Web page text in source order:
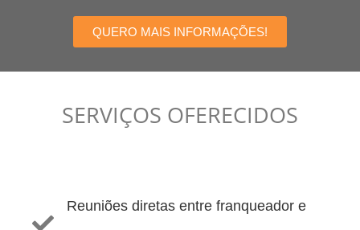
QUERO MAIS INFORMAÇÕES!
SERVIÇOS OFERECIDOS
Reuniões diretas entre franqueador e